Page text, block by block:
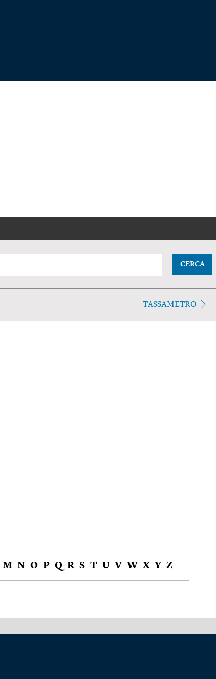
CERCA
TASSAMETRO
M N O P Q R S T U V W X Y Z